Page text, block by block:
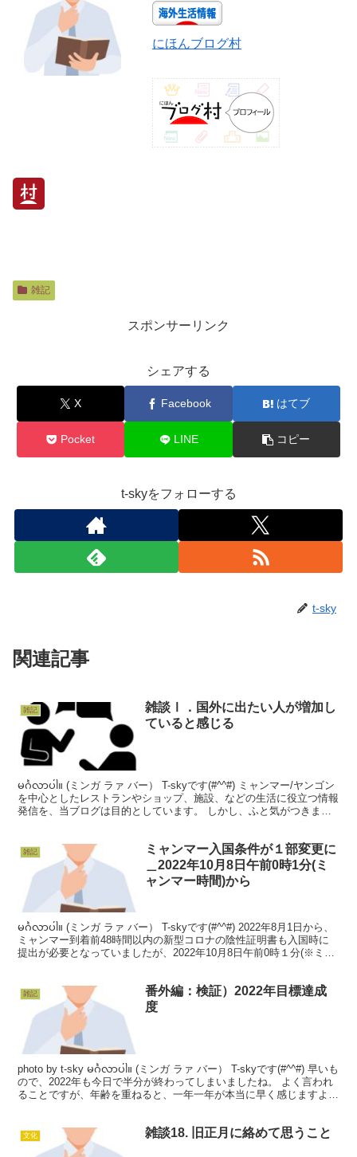
にほんブログ村
雑記
スポンサーリンク
シェアする
X Facebook はてブ
Pocket LINE コピー
t-skyをフォローする
t-sky
関連記事
雑記
雑談Ⅰ．国外に出たい人が増加し
ていると感じる
မင်္ဂလာပါ။ (ミンガ ラァ バー） T-skyです(#^^#) ミャンマー/ヤンゴン
を中心としたレストランやショップ、施設、などの生活に役立つ情報
発信を、当ブログは目的としています。 しかし、ふと気がつきまし
雑記
ミャンマー入国条件が１部変更に
＿2022年10月8日午前0時1分(ミ
ャンマー時間)から
မင်္ဂလာပါ။ (ミンガ ラァ バー） T-skyです(#^^#) 2022年8月1日から、
ミャンマー到着前48時間以内の新型コロナの陰性証明書も入国時に
提出が必要となっていましたが、2022年10月8日午前0時１分(※ミャ
雑記
番外編：検証）2022年目標達成
度
photo by t-sky မင်္ဂလာပါ။ (ミンガ ラァ バー） T-skyです(#^^#) 早いも
ので、2022年も今日で半分が終わってしまいましたね。 よく言われ
ることですが、年齢を重ねると、一年一年が本当に早く感じますよ
文化 雑談18. 旧正月に絡めて思うこと